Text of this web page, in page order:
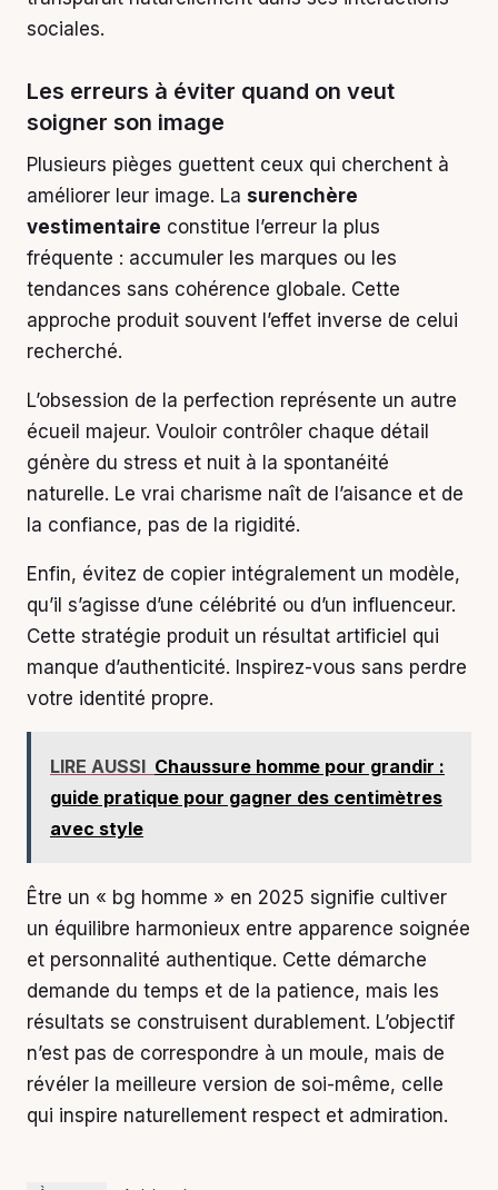
sociales.
Les erreurs à éviter quand on veut
soigner son image
Plusieurs pièges guettent ceux qui cherchent à
améliorer leur image. La surenchère
vestimentaire constitue l’erreur la plus
fréquente : accumuler les marques ou les
tendances sans cohérence globale. Cette
approche produit souvent l’effet inverse de celui
recherché.
L’obsession de la perfection représente un autre
écueil majeur. Vouloir contrôler chaque détail
génère du stress et nuit à la spontanéité
naturelle. Le vrai charisme naît de l’aisance et de
la confiance, pas de la rigidité.
Enfin, évitez de copier intégralement un modèle,
qu’il s’agisse d’une célébrité ou d’un influenceur.
Cette stratégie produit un résultat artificiel qui
manque d’authenticité. Inspirez-vous sans perdre
votre identité propre.
LIRE AUSSI Chaussure homme pour grandir :
guide pratique pour gagner des centimètres
avec style
Être un « bg homme » en 2025 signifie cultiver
un équilibre harmonieux entre apparence soignée
et personnalité authentique. Cette démarche
demande du temps et de la patience, mais les
résultats se construisent durablement. L’objectif
n’est pas de correspondre à un moule, mais de
révéler la meilleure version de soi-même, celle
qui inspire naturellement respect et admiration.